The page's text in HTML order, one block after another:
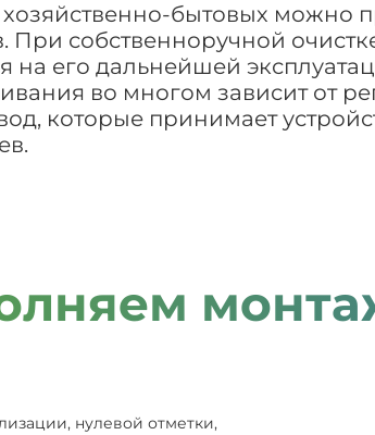
бытовых можно
При собственноручной
на его дальнейшей
во многом зависит от
которые принимает
нулевой отметки,